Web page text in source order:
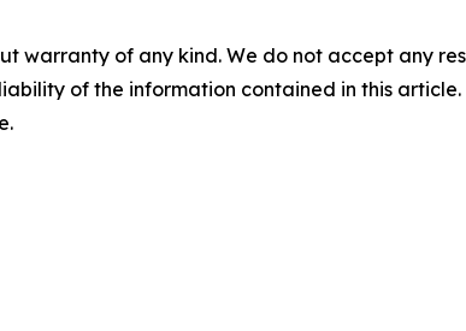
warranty of any kind. We do not accept any
of the information contained in this